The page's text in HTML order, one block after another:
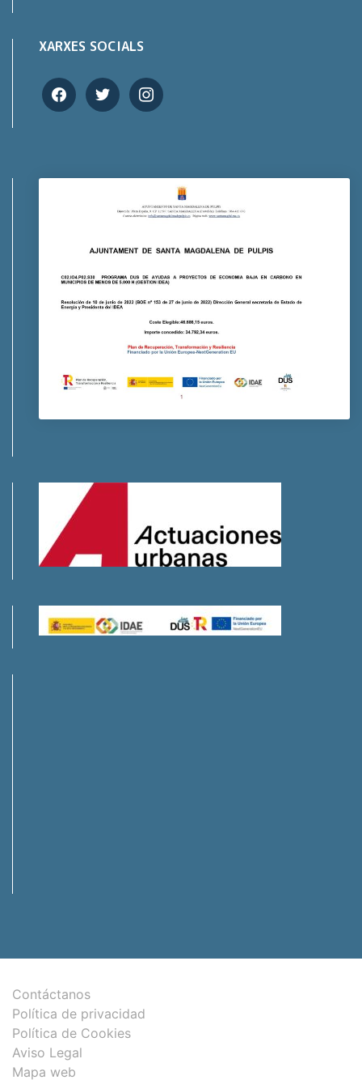
XARXES SOCIALS
facebooktwitter instagram
Contáctanos
Política de privacidad
Política de Cookies
Aviso Legal
Mapa web